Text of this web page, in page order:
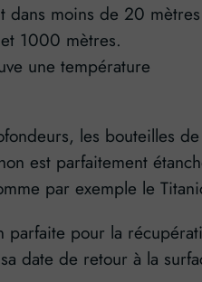
dans moins de 20 mètres
1000 mètres.
une température
les bouteilles
est parfaitement
par exemple le
pour la
date de retour à la